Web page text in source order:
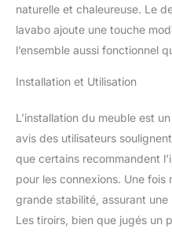
naturelle et chaleureuse. Le
lavabo ajoute une touche
l’ensemble aussi fonctionnel
Installation et Utilisation
L’installation du meuble est
avis des utilisateurs
que certains recommandent
pour les connexions. Une fois
grande stabilité, assurant
Les tiroirs, bien que jugés un